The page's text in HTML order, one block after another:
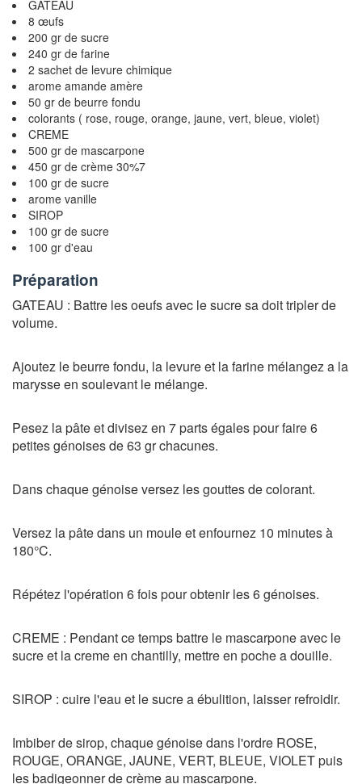
GATEAU
8 œufs
200 gr de sucre
240 gr de farine
2 sachet de levure chimique
arome amande amère
50 gr de beurre fondu
colorants ( rose, rouge, orange, jaune, vert, bleue, violet)
CREME
500 gr de mascarpone
450 gr de crème 30%7
100 gr de sucre
arome vanille
SIROP
100 gr de sucre
100 gr d'eau
Préparation
GATEAU : Battre les oeufs avec le sucre sa doit tripler de
volume.
Ajoutez le beurre fondu, la levure et la farine mélangez a la
marysse en soulevant le mélange.
Pesez la pâte et divisez en 7 parts égales pour faire 6
petites génoises de 63 gr chacunes.
Dans chaque génoise versez les gouttes de colorant.
Versez la pâte dans un moule et enfournez 10 minutes à
180°C.
Répétez l'opération 6 fois pour obtenir les 6 génoises.
CREME : Pendant ce temps battre le mascarpone avec le
sucre et la creme en chantilly, mettre en poche a douille.
SIROP : cuire l'eau et le sucre a ébulition, laisser refroidir.
Imbiber de sirop, chaque génoise dans l'ordre ROSE,
ROUGE, ORANGE, JAUNE, VERT, BLEUE, VIOLET puis
les badigeonner de crème au mascarpone.